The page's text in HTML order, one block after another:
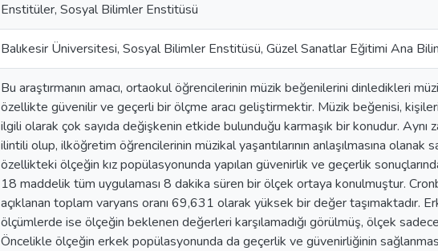
Enstitüler, Sosyal Bilimler Enstitüsü
Balıkesir Üniversitesi, Sosyal Bilimler Enstitüsü, Güzel Sanatlar Eğitimi Ana
Bu araştırmanın amacı, ortaokul öğrencilerinin müzik beğenilerini dinledikleri
özellikte güvenilir ve geçerli bir ölçme aracı geliştirmektir. Müzik beğenisi,
ilgili olarak çok sayıda değişkenin etkide bulunduğu karmaşık bir konudur. Aynı
ilintili olup, ilköğretim öğrencilerinin müzikal yaşantılarının anlaşılmasına
özellikteki ölçeğin kız popülasyonunda yapılan güvenirlik ve geçerlik
18 maddelik tüm uygulaması 8 dakika süren bir ölçek ortaya konulmuştur.
açıklanan toplam varyans oranı 69,631 olarak yüksek bir değer taşımaktadır.
ölçümlerde ise ölçeğin beklenen değerleri karşılamadığı görülmüş, ölçek sadece
Öncelikle ölçeğin erkek popülasyonunda da geçerlik ve güvenirliğinin